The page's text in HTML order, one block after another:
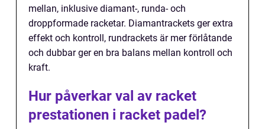
mellan, inklusive diamant-, runda- och
droppformade racketar. Diamantrackets ger extra
effekt och kontroll, rundrackets är mer förlåtande
och dubbar ger en bra balans mellan kontroll och
kraft.
Hur påverkar val av racket
prestationen i racket padel?